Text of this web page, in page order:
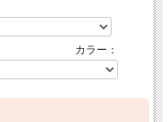
カラー：